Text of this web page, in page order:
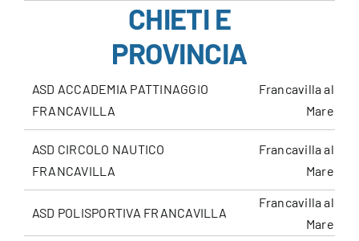
CHIETI E
PROVINCIA
ASD ACCADEMIA PATTINAGGIO
FRANCAVILLA
Francavilla al
Mare
ASD CIRCOLO NAUTICO
FRANCAVILLA
Francavilla al
Mare
ASD POLISPORTIVA FRANCAVILLA
Francavilla al
Mare